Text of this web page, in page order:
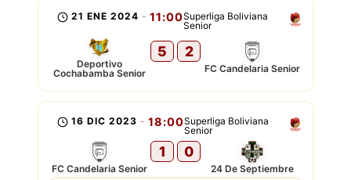
Superliga Boliviana
Senior
21 ENE 2024 - 11:00
Deportivo
Cochabamba Senior
5 2
FC Candelaria Senior
Superliga Boliviana
Senior
16 DIC 2023 - 18:00
FC Candelaria Senior
1 0
24 De Septiembre